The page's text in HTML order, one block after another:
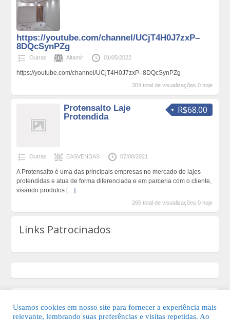
https://youtube.com/channel/UCjT4H0J7zxP–
8DQcSynPZg
Outras Altamir 01/05/2022
https://youtube.com/channel/UCjT4H0J7zxP–8DQcSynPZg
304 total de visualizações,0 hoje
R$68.00
Protensalto Laje
Protendida
Outras EASVENDAS 07/08/2021
A Protensalto é uma das principais empresas no mercado de lajes
protendidas e atua de forma diferenciada e em parceria com o cliente,
visando produtos […]
265 total de visualizações,0 hoje
Links Patrocinados
Usamos cookies em nosso site para fornecer a experiência mais
relevante, lembrando suas preferências e visitas repetidas. Ao